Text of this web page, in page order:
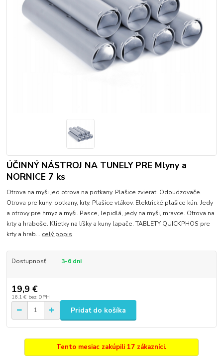
ÚČINNÝ NÁSTROJ NA TUNELY PRE Mlyny a
NORNICE 7 ks
Otrova na myši jed otrova na potkany. Plašice zvierat. Odpudzovače.
Otrova pre kuny, potkany, krty. Plašice vtákov. Elektrické plašice kún. Jedy
a otrovy pre hmyz a myši. Pasce, lepidlá, jedy na myši, mravce. Otrova na
krty a hraboše. Klietky na líšky a kuny lapače. TABLETY QUICKPHOS pre
krty a hrab... celý popis
Dostupnosť 3-6 dni
19,9 €
16,1 € bez DPH
Pridať do košíka
Tento mesiac zakúpili 17 zákazníci.